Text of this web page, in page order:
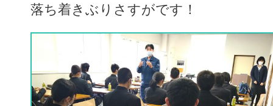
落ち着きぶりさすがです！